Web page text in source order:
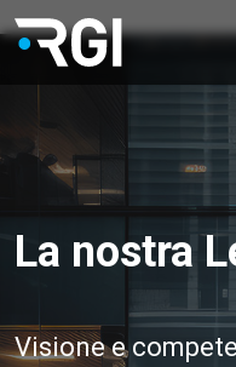
La nostra
Visione e